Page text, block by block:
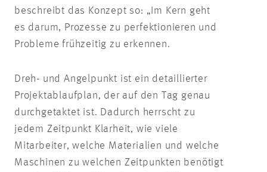
beschreibt das Konzept so: „Im Kern geht
es darum, Prozesse zu perfektionieren und
Probleme frühzeitig zu erkennen.
Dreh- und Angelpunkt ist ein detaillierter
Projektablaufplan, der auf den Tag genau
durchgetaktet ist. Dadurch herrscht zu
jedem Zeitpunkt Klarheit, wie viele
Mitarbeiter, welche Materialien und welche
Maschinen zu welchen Zeitpunkten benötigt